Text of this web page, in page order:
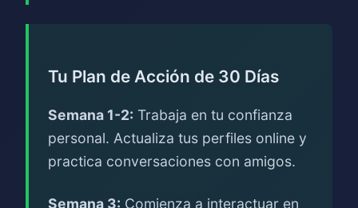
Tu Plan de Acción de 30 Días
Semana 1-2: Trabaja en tu confianza
personal. Actualiza tus perfiles online y
practica conversaciones con amigos.
Semana 3: Comienza a interactuar en